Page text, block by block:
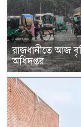
রাজধানীতে আজ
অধিদপ্তর